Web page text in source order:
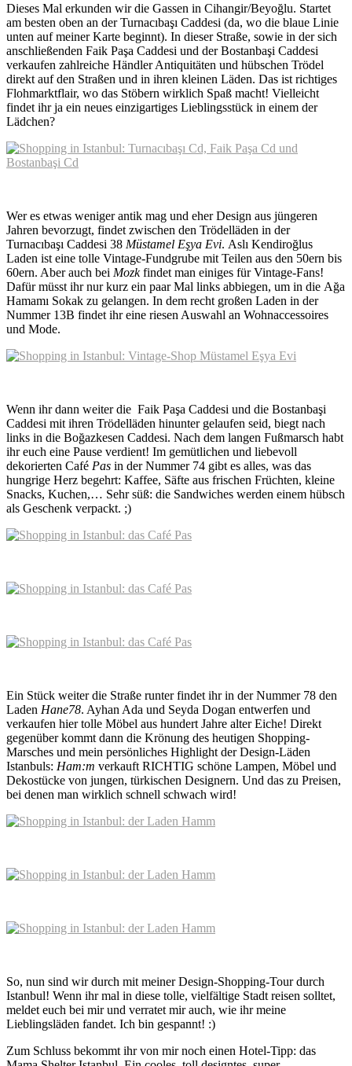
Dieses Mal erkunden wir die Gassen in Cihangir/Beyoğlu. Startet
am besten oben an der Turnacıbaşı Caddesi (da, wo die blaue Linie
unten auf meiner Karte beginnt). In dieser Straße, sowie in der sich
anschließenden Faik Paşa Caddesi und der Bostanbaşi Caddesi
verkaufen zahlreiche Händler Antiquitäten und hübschen Trödel
direkt auf den Straßen und in ihren kleinen Läden. Das ist richtiges
Flohmarktflair, wo das Stöbern wirklich Spaß macht! Vielleicht
findet ihr ja ein neues einzigartiges Lieblingsstück in einem der
Lädchen?
Wer es etwas weniger antik mag und eher Design aus jüngeren
Jahren bevorzugt, findet zwischen den Trödelläden in der
Turnacıbaşı Caddesi 38 Müstamel Eşya Evi. Aslı Kendiroğlus
Laden ist eine tolle Vintage-Fundgrube mit Teilen aus den 50ern bis
60ern. Aber auch bei Mozkfindet man einiges für Vintage-Fans!
Dafür müsst ihr nur kurz ein paar Mal links abbiegen, um in die Ağa
Hamamı Sokak zu gelangen. In dem recht großen Laden in der
Nummer 13B findet ihr eine riesen Auswahl an Wohnaccessoires
und Mode.
Wenn ihr dann weiter die Faik Paşa Caddesi und die Bostanbaşi
Caddesi mit ihren Trödelläden hinunter gelaufen seid, biegt nach
links in die Boğazkesen Caddesi. Nach dem langen Fußmarsch habt
ihr euch eine Pause verdient! Im gemütlichen und liebevoll
dekorierten Café Pas in der Nummer 74 gibt es alles, was das
hungrige Herz begehrt: Kaffee, Säfte aus frischen Früchten, kleine
Snacks, Kuchen,… Sehr süß: die Sandwiches werden einem hübsch
als Geschenk verpackt. ;)
Ein Stück weiter die Straße runter findet ihr in der Nummer 78 den
Laden Hane78. Ayhan Ada und Seyda Dogan entwerfen und
verkaufen hier tolle Möbel aus hundert Jahre alter Eiche! Direkt
gegenüber kommt dann die Krönung des heutigen Shopping-
Marsches und mein persönliches Highlight der Design-Läden
Istanbuls: Ham:m verkauft RICHTIG schöne Lampen, Möbel und
Dekostücke von jungen, türkischen Designern. Und das zu Preisen,
bei denen man wirklich schnell schwach wird!
So, nun sind wir durch mit meiner Design-Shopping-Tour durch
Istanbul! Wenn ihr mal in diese tolle, vielfältige Stadt reisen solltet,
meldet euch bei mir und verratet mir auch, wie ihr meine
Lieblingsläden fandet. Ich bin gespannt! :)
Zum Schluss bekommt ihr von mir noch einen Hotel-Tipp: das